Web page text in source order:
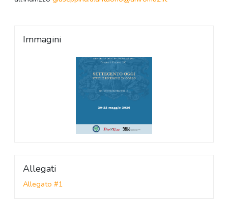
Immagini
Allegati
Allegato #1